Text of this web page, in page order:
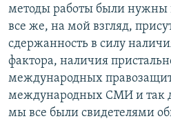
методы работы были нужны
все же, на мой взгляд,
сдержанность в силу
фактора, наличия
международных
международных СМИ и так
мы все были свидетелями